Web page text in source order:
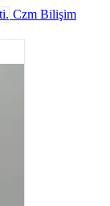
Czm Bilişim